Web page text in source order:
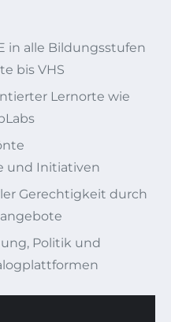
in alle Bildungsstufen
bis VHS
Lernorte wie
und Initiativen
Gerechtigkeit durch
Politik und